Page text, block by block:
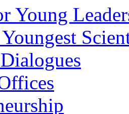
Young